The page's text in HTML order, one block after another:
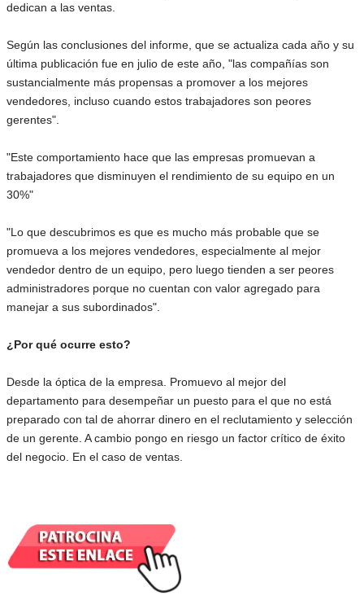
dedican a las ventas.
Según las conclusiones del informe, que se actualiza cada año y su
última publicación fue en julio de este año, "las compañías son
sustancialmente más propensas a promover a los mejores
vendedores, incluso cuando estos trabajadores son peores
gerentes".
"Este comportamiento hace que las empresas promuevan a
trabajadores que disminuyen el rendimiento de su equipo en un
30%"
"Lo que descubrimos es que es mucho más probable que se
promueva a los mejores vendedores, especialmente al mejor
vendedor dentro de un equipo, pero luego tienden a ser peores
administradores porque no cuentan con valor agregado para
manejar a sus subordinados".
¿Por qué ocurre esto?
Desde la óptica de la empresa. Promuevo al mejor del
departamento para desempeñar un puesto para el que no está
preparado con tal de ahorrar dinero en el reclutamiento y selección
de un gerente. A cambio pongo en riesgo un factor crítico de éxito
del negocio. En el caso de ventas.